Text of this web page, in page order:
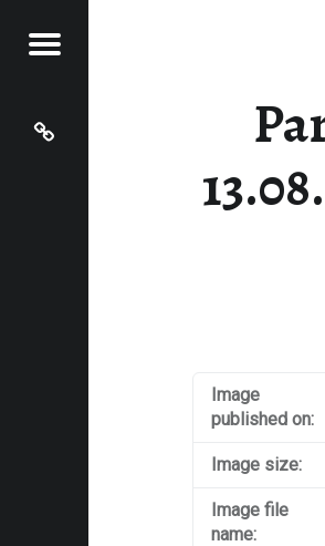
Menu
Image
published on:
Image size:
Image file
name: